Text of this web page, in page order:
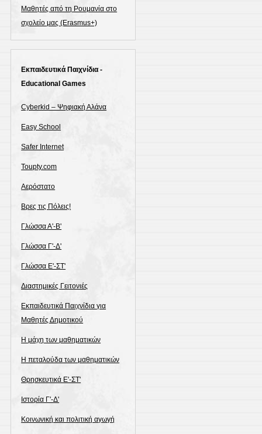
Μαθητές από τη Ρουμανία στο
σχολείο μας (Erasmus+)
Εκπαιδευτικά Παιχνίδια -
Educational Games
Cyberkid – Ψηφιακή Αλάνα
Easy School
Safer Internet
Toupty.com
Αερόστατο
Βρες τις Πόλεις!
Γλώσσα Α'-Β'
Γλώσσα Γ'-Δ'
Γλώσσα Ε'-ΣΤ'
Διαστημικές Γειτονιές
Εκπαιδευτικά Παιχνίδια για
Μαθητές Δημοτικού
Η μάχη των μαθηματικών
Η πεταλούδα των μαθηματικών
Θρησκευτικά Ε'-ΣΤ'
Ιστορία Γ'-Δ'
Κοινωνική και πολιτική αγωγή